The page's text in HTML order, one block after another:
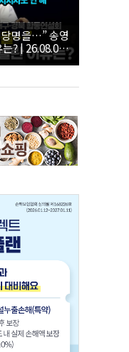
명을…” 송영
? | 26.08.09
후보 대구·경